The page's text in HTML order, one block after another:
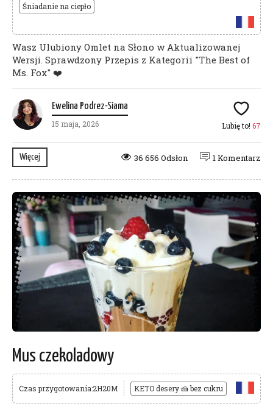
Śniadanie na ciepło
Wasz Ulubiony Omlet na Słono w Aktualizowanej
Wersji. Sprawdzony Przepis z Kategorii "The Best of
Ms. Fox" ❤️
Ewelina Podrez-Siama
15 maja, 2026 Lubię to! 67
Więcej 1 Komentarz
36 656 Odsłon
Mus czekoladowy
Czas przygotowania:2H20M KETO desery 🍰 bez cukru